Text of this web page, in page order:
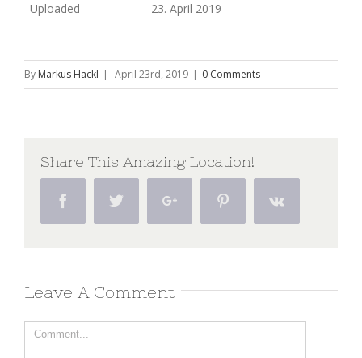
Uploaded 23. April 2019
By Markus Hackl | April 23rd, 2019 | 0 Comments
Share This Amazing Location!
Facebook Twitter Google+ Pinterest Vk
Leave A Comment
Comment